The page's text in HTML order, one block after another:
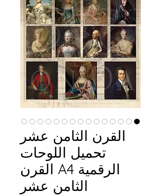
القرن الثامن عشر
تحميل اللوحات
الرقمية A4 القرن
الثامن عشر